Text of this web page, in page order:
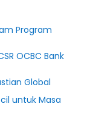
Program
OCBC Bank
Global
untuk Masa